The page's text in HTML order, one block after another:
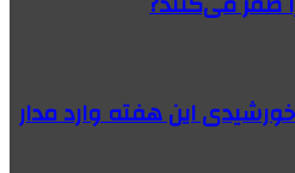
خورشیدی این هفته وارد مدار